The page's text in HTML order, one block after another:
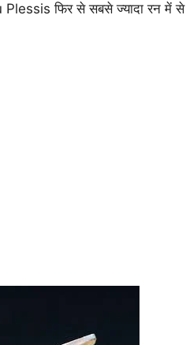
Plessis फिर से सबसे ज्यादा रन में